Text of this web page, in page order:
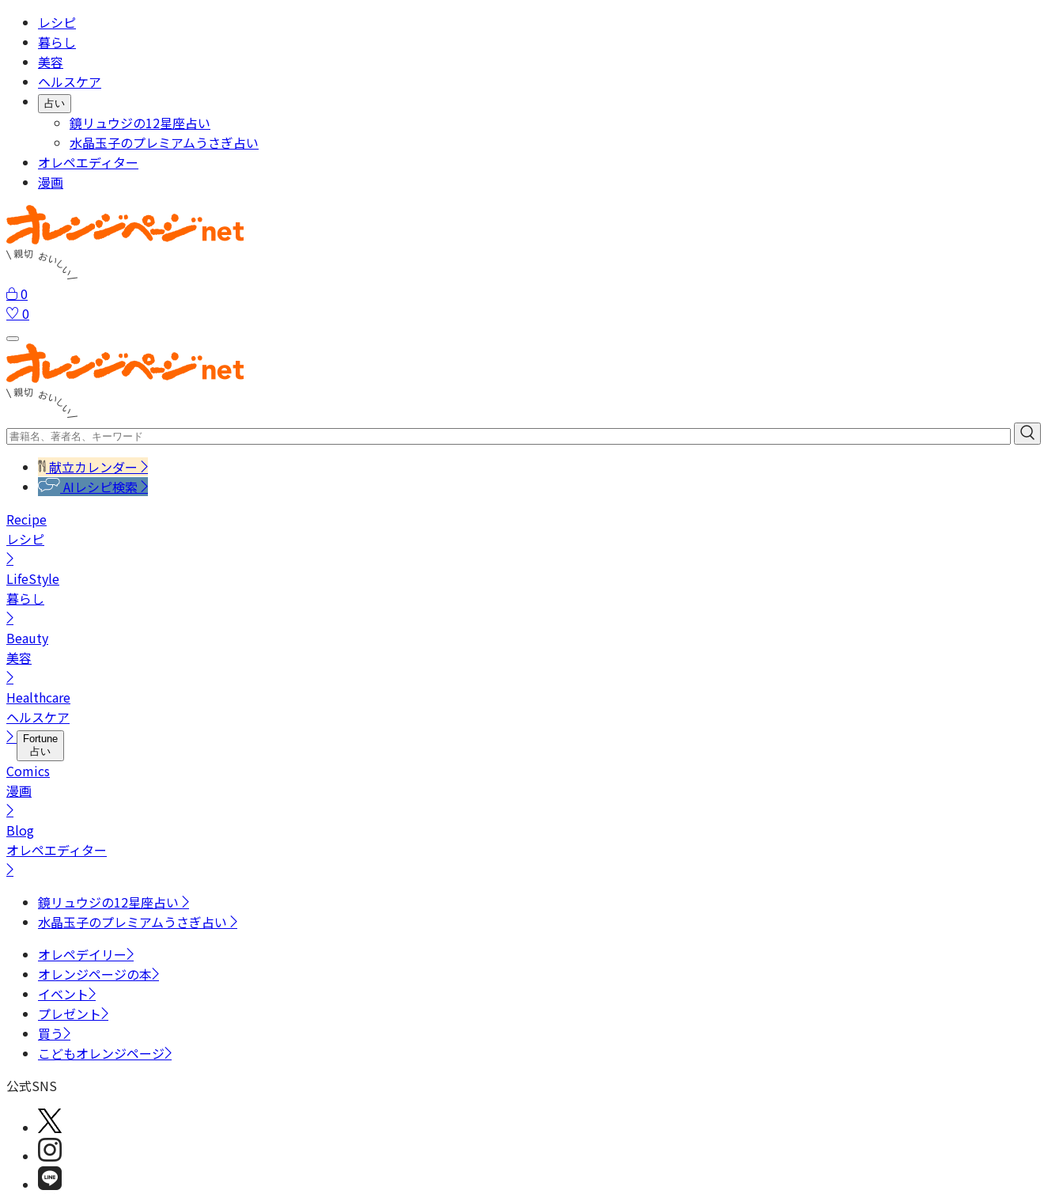
レシピ
暮らし
美容
ヘルスケア
占い
鏡リュウジの12星座占い
水晶玉子のプレミアムうさぎ占い
オレペエディター
漫画
0
0
献立カレンダー
AIレシピ検索
Recipe
レシピ
LifeStyle
暮らし
Beauty
美容
Healthcare
ヘルスケア
Fortune
占い
Comics
漫画
Blog
オレペエディター
鏡リュウジの12星座占い
水晶玉子のプレミアムうさぎ占い
オレペデイリー
オレンジページの本
イベント
プレゼント
買う
こどもオレンジページ
公式SNS